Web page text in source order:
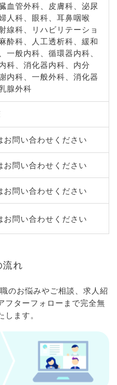
血管外科、皮膚科、泌尿
人科、眼科、耳鼻咽喉
線科、リハビリテーショ
酔科、人工透析科、緩和
一般内科、循環器内科、
科、消化器内科、内分
内科、一般外科、消化器
腺外科
お問い合わせください
お問い合わせください
お問い合わせください
お問い合わせください
流れ
のお悩みやご相談、求人紹
フターフォローまで完全無
ます。